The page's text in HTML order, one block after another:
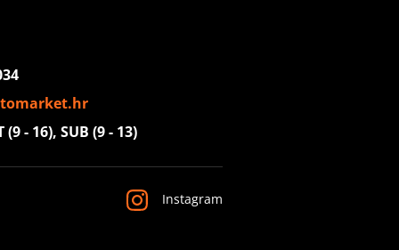
(9 - 16), SUB (9 - 13)
Instagram